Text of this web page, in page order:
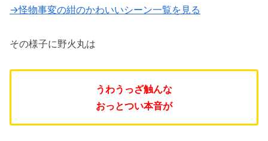
→怪物事変の紺のかわいいシーン一覧を見る
その様子に野火丸は
うわうっざ触んな
おっとつい本音が